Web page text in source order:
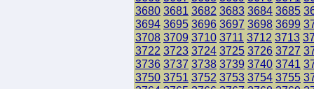
3680 3681 3682 3683 3684 3685
3694 3695 3696 3697 3698 3699
3708 3709 3710 3711 3712 3713
3722 3723 3724 3725 3726 3727
3736 3737 3738 3739 3740 3741
3750 3751 3752 3753 3754 3755